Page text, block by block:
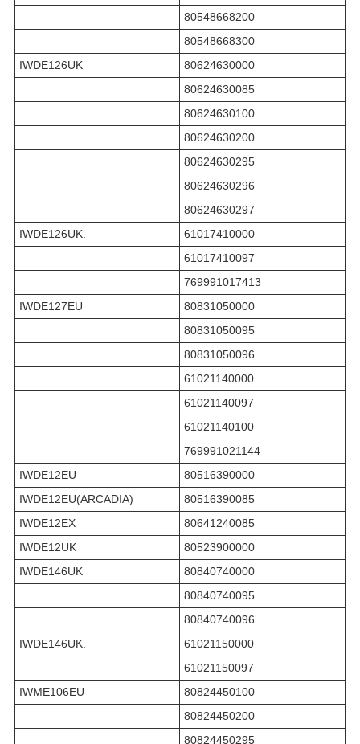
80548668200
80548668300
IWDE126UK
80624630000
80624630085
80624630100
80624630200
80624630295
80624630296
80624630297
IWDE126UK.
61017410000
61017410097
769991017413
IWDE127EU
80831050000
80831050095
80831050096
61021140000
61021140097
61021140100
769991021144
IWDE12EU
80516390000
IWDE12EU(ARCADIA)
80516390085
IWDE12EX
80641240085
IWDE12UK
80523900000
IWDE146UK
80840740000
80840740095
80840740096
IWDE146UK.
61021150000
61021150097
IWME106EU
80824450100
80824450200
80824450295